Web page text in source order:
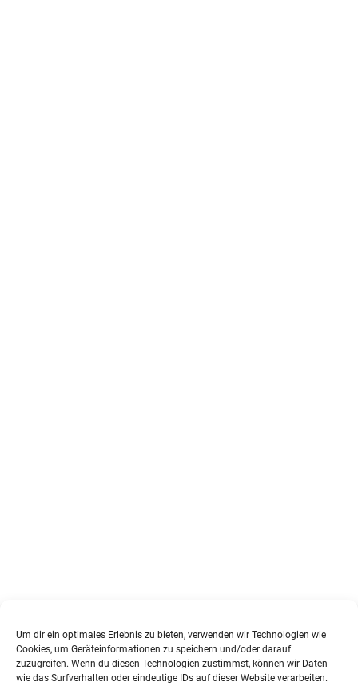
Um dir ein optimales Erlebnis zu bieten, verwenden wir Technologien wie
Cookies, um Geräteinformationen zu speichern und/oder darauf
zuzugreifen. Wenn du diesen Technologien zustimmst, können wir Daten
wie das Surfverhalten oder eindeutige IDs auf dieser Website verarbeiten.